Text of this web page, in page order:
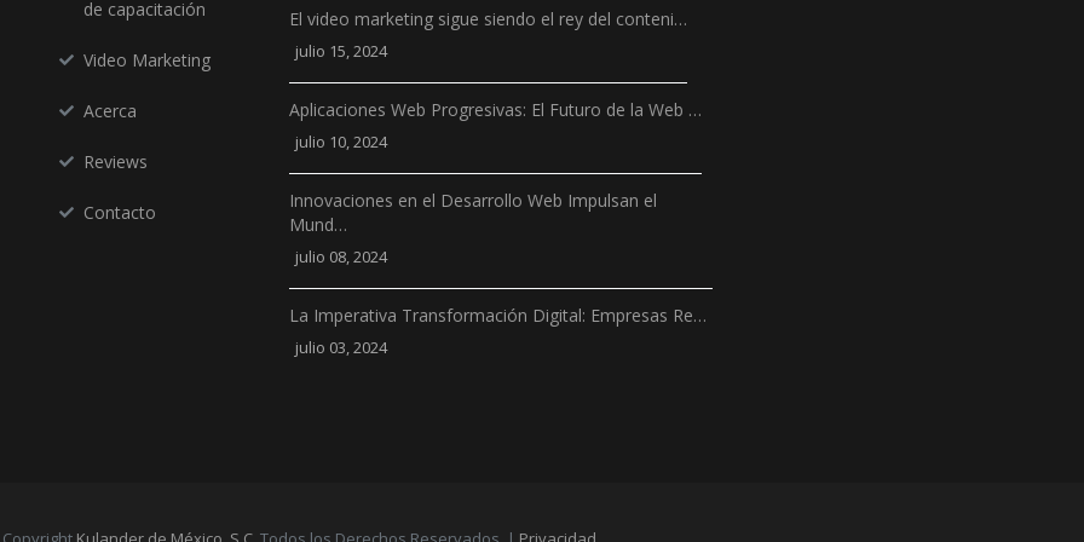
de capacitación
Video Marketing
Acerca
Reviews
Contacto
El video marketing sigue siendo el rey del conteni…
julio 15, 2024
Aplicaciones Web Progresivas: El Futuro de la Web …
julio 10, 2024
Innovaciones en el Desarrollo Web Impulsan el
Mund…
julio 08, 2024
La Imperativa Transformación Digital: Empresas Re…
julio 03, 2024